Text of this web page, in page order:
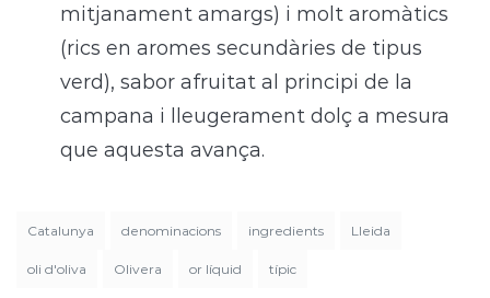
mitjanament amargs) i molt aromàtics
(rics en aromes secundàries de tipus
verd), sabor afruitat al principi de la
campana i lleugerament dolç a mesura
que aquesta avança.
Catalunya denominacions ingredients Lleida
oli d'oliva Olivera or líquid típic